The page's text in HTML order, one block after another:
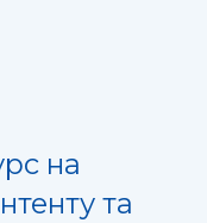
на
та